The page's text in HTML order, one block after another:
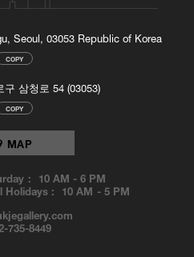
Seoul, 03053 Republic of Korea
COPY
삼청로 54 (03053)
COPY
MAP
: 10 AM -6 PM
Holidays : 10 AM -5 PM
735-8449